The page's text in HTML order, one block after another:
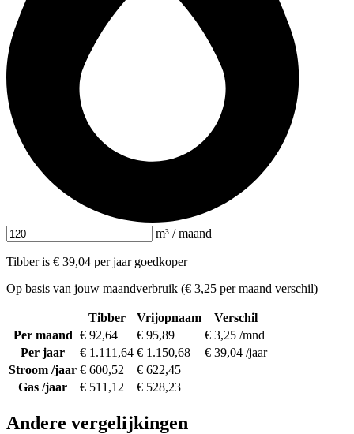
m³ / maand
Tibber is € 39,04 per jaar goedkoper
Op basis van jouw maandverbruik (€ 3,25 per maand verschil)
Tibber Vrijopnaam
Verschil
Per maand € 92,64 € 95,89
€ 3,25 /mnd
Per jaar
€ 1.111,64 € 1.150,68
€ 39,04 /jaar
Stroom /jaar € 600,52
€ 622,45
Gas /jaar
€ 511,12 € 528,23
Andere vergelijkingen